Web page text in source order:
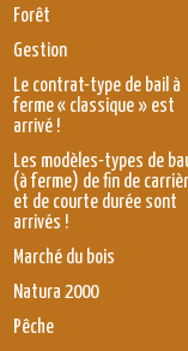
Forêt
Gestion
Le contrat-type de bail à
ferme « classique » est
arrivé !
Les modèles-types de
(à ferme) de fin de
et de courte durée sont
arrivés !
Marché du bois
Natura 2000
Pêche